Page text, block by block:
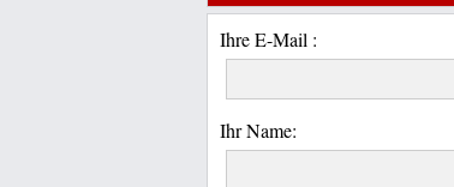
Ihre E-Mail :
Ihr Name: